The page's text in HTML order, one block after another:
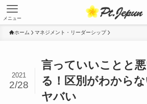
メニュー
ホーム マネジメント・リーダーシップ
言っていいことと
る！区別がわから
ヤバい
2021
2/28